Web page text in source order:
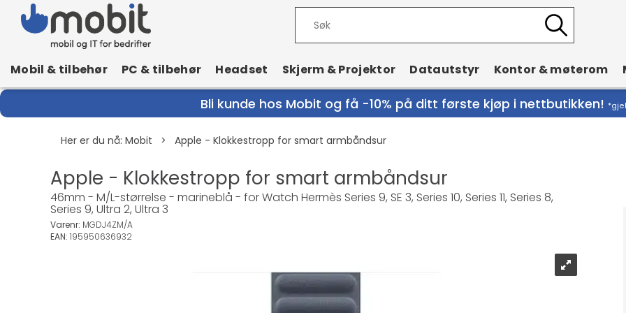
Mobil & tilbehør PC & tilbehør Headset Skjerm & Projektor Datautstyr Kontor & møterom
Bli kunde hos Mobit og få -10% på ditt første kjøp i nettbutikken!
Her er du nå: Mobit > Apple - Klokkestropp for smart armbåndsur
Apple - Klokkestropp for smart armbåndsur
46mm - M/L-størrelse - marineblå - for Watch Hermès Series 9, SE 3, Series 10, Series 11, Series 8,
Series 9, Ultra 2, Ultra 3
Varenr: MGDJ4ZM/A
EAN: 195950636932